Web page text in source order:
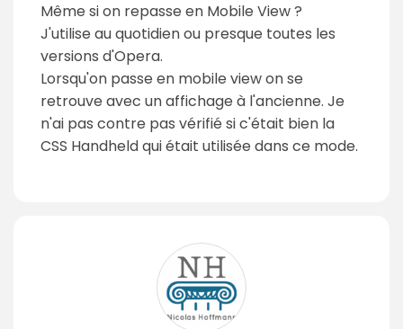
Même si on repasse en Mobile View ?
J'utilise au quotidien ou presque toutes les
versions d'Opera.
Lorsqu'on passe en mobile view on se
retrouve avec un affichage à l'ancienne. Je
n'ai pas contre pas vérifié si c'était bien la
CSS Handheld qui était utilisée dans ce mode.